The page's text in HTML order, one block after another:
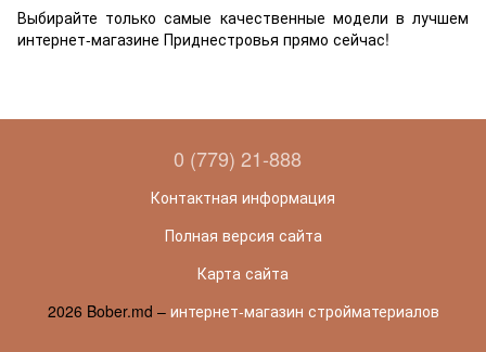
Выбирайте только самые качественные модели в лучшем
интернет-магазине Приднестровья прямо сейчас!
0 (779) 21-888
Контактная информация
Полная версия сайта
Карта сайта
2026 Bober.md – интернет-магазин стройматериалов